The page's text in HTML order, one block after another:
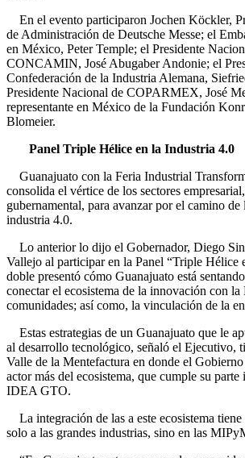
En el evento participaron Jochen Köckler,
de Administración de Deutsche Messe; el
en México, Peter Temple; el Presidente
CONCAMIN, José Abugaber Andonie; el
Confederación de la Industria Alemana,
Presidente Nacional de COPARMEX, José
representante en México de la Fundación
Blomeier.
Panel Triple Hélice en la Industria 4.0
Guanajuato con la Feria Industrial
consolida el vértice de los sectores
gubernamental, para avanzar por el camino
industria 4.0.
Lo anterior lo dijo el Gobernador, Diego
Vallejo al participar en la Panel “Triple Hélice
doble presentó cómo Guanajuato está
conectar el ecosistema de la innovación con
comunidades; así como, la vinculación de la
Estas estrategias de un Guanajuato que le
al desarrollo tecnológico, señaló el Ejecutivo,
Valle de la Mentefactura en donde el
actor más del ecosistema, que cumple su
IDEA GTO.
La integración de las a este ecosistema
solo a las grandes industrias, sino en las